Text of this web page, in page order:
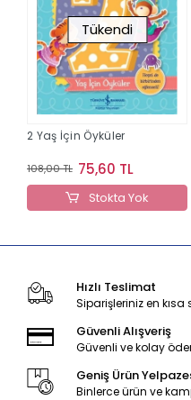
Tükendi
2 Yaş İçin Öyküler
108,00 TL 75,60 TL
Stokta Yok
Hızlı Teslimat
Siparişleriniz en kısa
Güvenli Alışveriş
Güvenli ve kolay
Geniş Ürün
Binlerce ürün ve